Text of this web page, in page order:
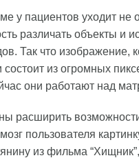
у пациентов уходит
различать объекты и
Так что изображение,
из огромных
они работают над
расширить
пользователя
из фильма